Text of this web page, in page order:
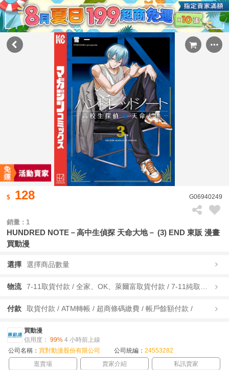
128 G06940249
銷量 : 1
HUNDRED NOTE－高中生偵探 天命大地－ (3) END 東販 漫畫
買動漫
選擇 選擇商品數量
物流
付款 取貨付款 / ATM轉帳 / 超商條碼繳費 / 帳戶餘額付款 /
買動漫
信用度： 99% 4 小時前上線
公司名稱： 買對動漫股份有限公司 公司統編： 24553282
逛賣場
賣家介紹 私訊賣家